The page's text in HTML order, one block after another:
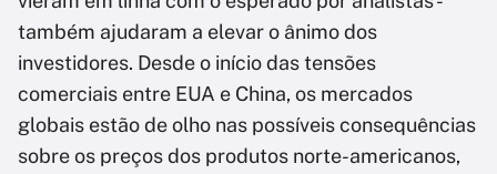
também ajudaram a elevar o ânimo dos
investidores. Desde o início das tensões
comerciais entre EUA e China, os mercados
globais estão de olho nas possíveis consequências
sobre os preços dos produtos norte-americanos,